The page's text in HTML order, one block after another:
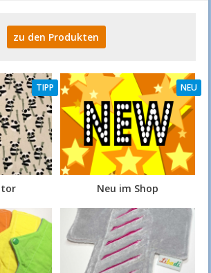
zu den Produkten
TIPP NEU
Neu im Shop